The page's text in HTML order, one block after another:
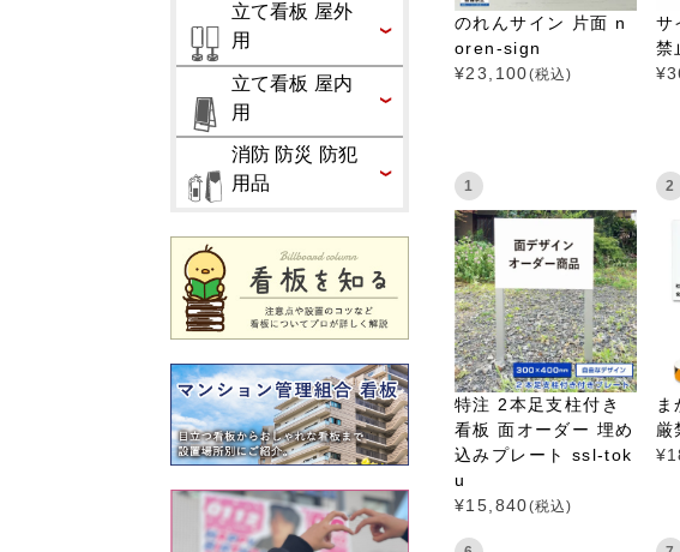
立て看板 屋外
用
立て看板 屋内
用
消防 防災 防犯
用品
のれんサイン 片面 n
oren-sign
¥23,100(税込)
サ
禁
¥
1
特注 2本足支柱付き
看板 面オーダー 埋め
込みプレート ssl-tok
u
¥15,840(税込)
2
厳
¥